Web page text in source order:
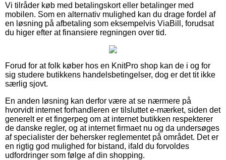
Vi tilråder køb med betalingskort eller betalinger med
mobilen. Som en alternativ mulighed kan du drage fordel af
en løsning på afbetaling som eksempelvis ViaBill, forudsat
du higer efter at finansiere regningen over tid.
Forud for at folk køber hos en KnitPro shop kan de i og for
sig studere butikkens handelsbetingelser, dog er det tit ikke
særlig sjovt.
En anden løsning kan derfor være at se nærmere på
hvorvidt internet forhandleren er tilsluttet e-mærket, siden det
generelt er et fingerpeg om at internet butikken respekterer
de danske regler, og at internet firmaet nu og da undersøges
af specialister der behersker reglementet på området. Det er
en rigtig god mulighed for bistand, ifald du forvoldes
udfordringer som følge af din shopping.